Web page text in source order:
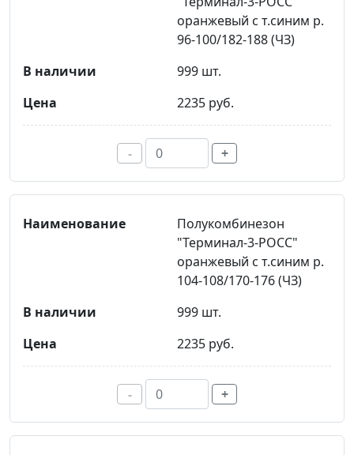
оранжевый с т.синим р.
96-100/182-188 (ЧЗ)
999 шт.
2235 руб.
- +
Полукомбинезон
"Терминал-3-РОСС"
оранжевый с т.синим р.
104-108/170-176 (ЧЗ)
999 шт.
2235 руб.
- +